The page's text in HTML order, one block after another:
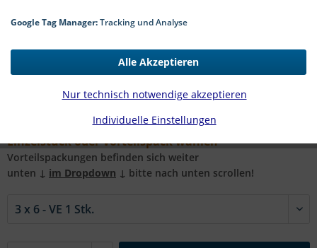
0,37 € *
zzgl. Versandkosten
Einzelstück oder Vorteilspack wählen
Vorteilspackungen befinden sich weiter
unten ↓ im Dropdown ↓ bitte nach unten scrollen!
Google Tag Manager:Tracking und Analyse
Individuelle Einstellungen
Nur technisch notwendige akzeptieren
Alle Akzeptieren